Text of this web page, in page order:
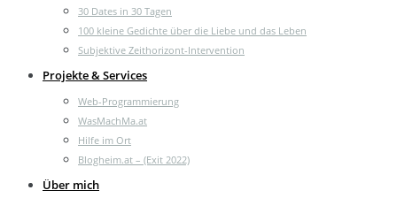
30 Dates in 30 Tagen
100 kleine Gedichte über die Liebe und das Leben
Subjektive Zeithorizont-Intervention
Projekte & Services
Web-Programmierung
WasMachMa.at
Hilfe im Ort
Blogheim.at – (Exit 2022)
Über mich